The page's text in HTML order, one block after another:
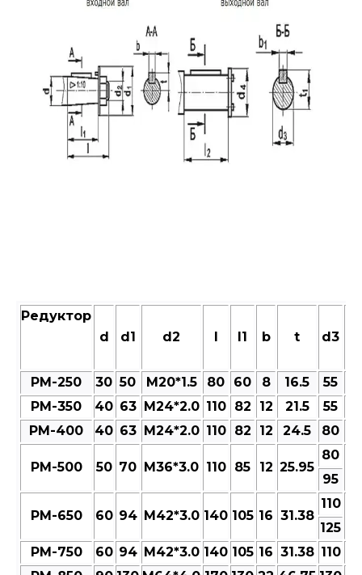
Редуктор
d
d1 d2 l l1 b t d3
РМ-250 30 50 M20*1.5 80 60 8 16.5 55
РМ-350
40 63 M24*2.0 110 82 12 21.5 55
РМ-400
40 63 M24*2.0 110 82 12 24.5 80
РМ-500 50 70 M36*3.0 110 85 12 25.95
80
95
РМ-650 60 94 M42*3.0 140 105 16 31.38
110
125
РМ-750
60 94 M42*3.0 140 105 16 31.38 110